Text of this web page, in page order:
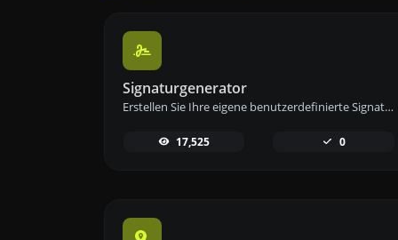
Signaturgenerator
Erstellen Sie Ihre eigene benutzerdefinierte Signatur und laden Sie sie einfach mit unserem Signaturgenerator-Tool für personalisierte E-Signaturen herunter.
17,525 0